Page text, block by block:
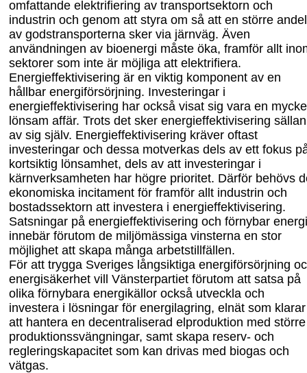
omfattande elektrifiering av transportsektorn och
industrin och genom att styra om så att en större andel
av godstransporterna sker via järnväg. Även
användningen av bioenergi måste öka, framför allt
sektorer som inte är möjliga att elektrifiera.
Energieffektivisering är en viktig komponent av en
hållbar energiförsörjning. Investeringar i
energieffektivisering har också visat sig vara en
lönsam affär. Trots det sker energieffektivisering sällan
av sig själv. Energieffektivisering kräver oftast
investeringar och dessa motverkas dels av ett fokus
kortsiktig lönsamhet, dels av att investeringar i
kärnverksamheten har högre prioritet. Därför behövs
ekonomiska incitament för framför allt industrin och
bostadssektorn att investera i energieffektivisering.
Satsningar på energieffektivisering och förnybar energi
innebär förutom de miljömässiga vinsterna en stor
möjlighet att skapa många arbetstillfällen.
För att trygga Sveriges långsiktiga energiförsörjning
energisäkerhet vill Vänsterpartiet förutom att satsa på
olika förnybara energikällor också utveckla och
investera i lösningar för energilagring, elnät som klarar
att hantera en decentraliserad elproduktion med större
produktionssvängningar, samt skapa reserv- och
regleringskapacitet som kan drivas med biogas och
vätgas.